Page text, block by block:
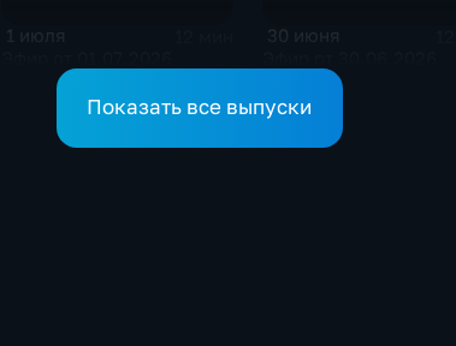
1 июля 30 июня
Показать все выпуски